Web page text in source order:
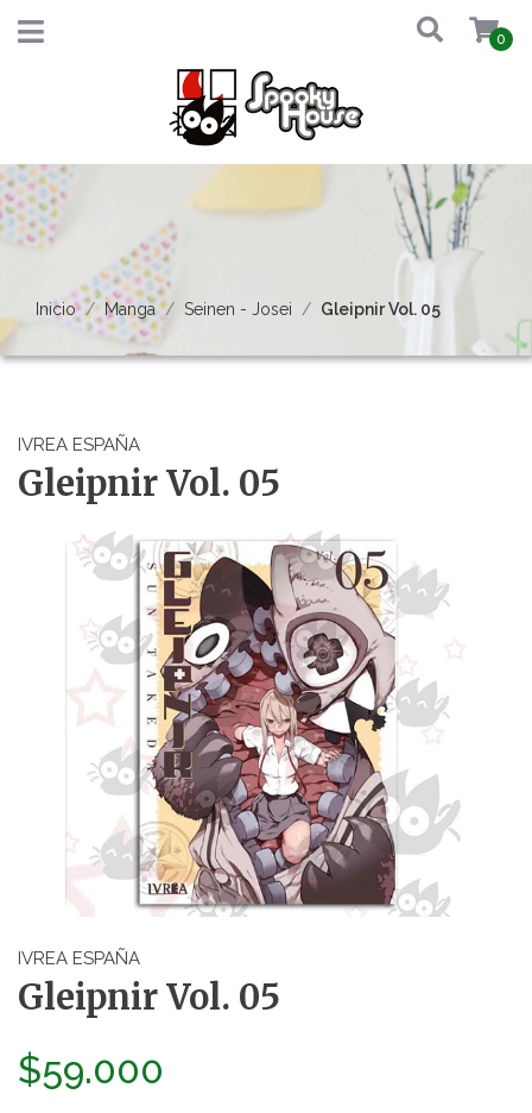
0
Inicio Manga Seinen - Josei Gleipnir Vol. 05
IVREA ESPAÑA
Gleipnir Vol. 05
IVREA ESPAÑA
Gleipnir Vol. 05
$59.000